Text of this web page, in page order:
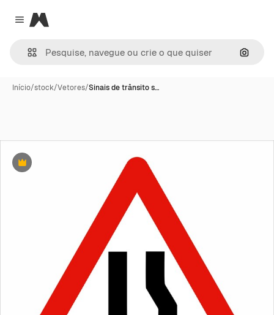
Close menu
Magnific
Início/stock/Vetores/Sinais de trânsito s…
Premium